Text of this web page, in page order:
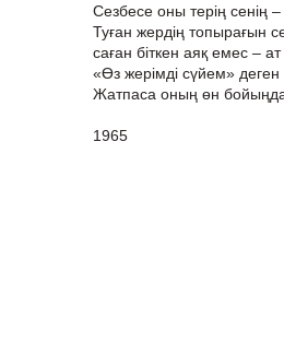
Сезбесе оны терің сенің
Туған жердің топырағын
саған біткен аяқ емес –
«Өз жерімді сүйем»
Жатпаса оның өн бойыңда
1965